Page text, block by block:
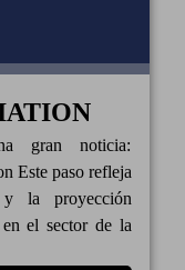
gran noticia:
Este paso refleja
y la proyección
el sector de la